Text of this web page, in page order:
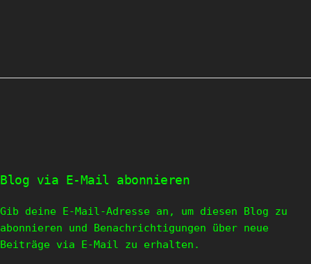
Blog via E-Mail abonnieren
Gib deine E-Mail-Adresse an, um diesen Blog zu
abonnieren und Benachrichtigungen über neue
Beiträge via E-Mail zu erhalten.